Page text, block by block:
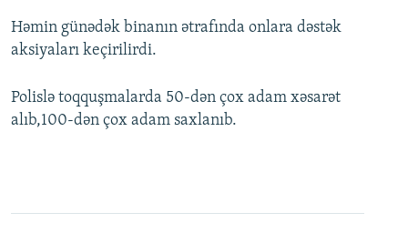
Həmin günədək binanın ətrafında onlara dəstək
aksiyaları keçirilirdi.
Polislə toqquşmalarda 50-dən çox adam xəsarət
alıb,100-dən çox adam saxlanıb.